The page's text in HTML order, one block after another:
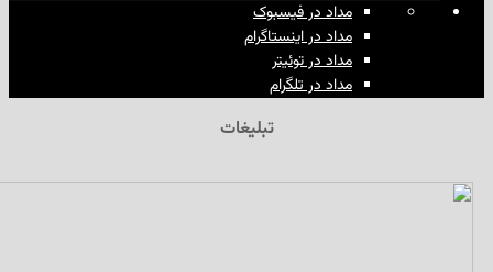
مداد در فیسبوک
مداد در اینستاگرام
مداد در توئیتر
مداد در تلگرام